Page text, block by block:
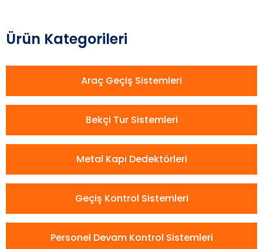
Ürün Kategorileri
Araç Geçiş Sistemleri
Bekçi Tur Sistemleri
Metal Kapı Dedektörleri
Geçiş Kontrol Sistemleri
Personel Devam Kontrol Sistemleri